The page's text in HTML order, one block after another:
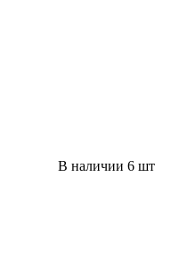
В наличии 6 шт